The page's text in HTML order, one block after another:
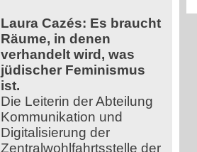
Laura Cazés: Es braucht
Räume, in denen
verhandelt wird, was
jüdischer Feminismus
ist.
Die Leiterin der Abteilung
Kommunikation und
Digitalisierung der
Zentralwohlfahrtsstelle der